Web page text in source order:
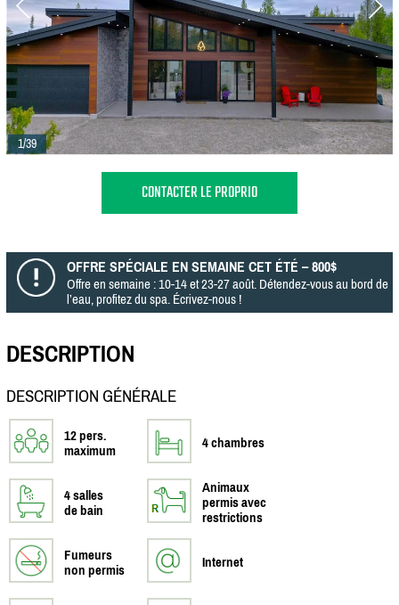
1/39
CONTACTER LE PROPRIO
OFFRE SPÉCIALE EN SEMAINE CET ÉTÉ – 800$
Offre en semaine : 10-14 et 23-27 août. Détendez-vous au bord de
l’eau, profitez du spa. Écrivez-nous !
DESCRIPTION
DESCRIPTION GÉNÉRALE
12 pers.
maximum
4 chambres
4 salles
de bain
Animaux
permis avec
restrictions
Fumeurs
non permis
Internet